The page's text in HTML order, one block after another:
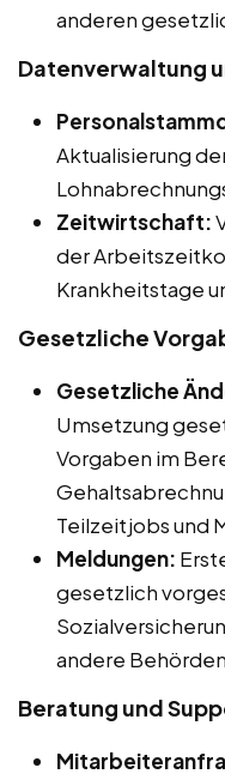
anderen
Datenverwaltung
Aktualisierung
Zeitwirtschaft:
der
Krankheitstage
Gesetzliche
Gesetzliche
Umsetzung
Vorgaben im
Teilzeitjobs und
Meldungen:
gesetzlich
andere
Beratung und